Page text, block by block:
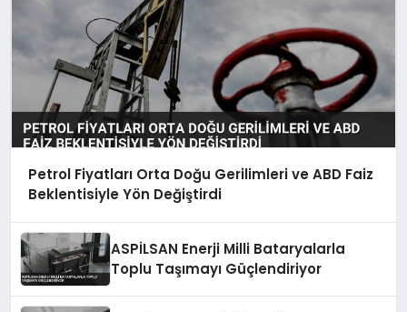
Petrol Fiyatları Orta Doğu Gerilimleri ve ABD Faiz
Beklentisiyle Yön Değiştirdi
ASPİLSAN Enerji Milli Bataryalarla
Toplu Taşımayı Güçlendiriyor